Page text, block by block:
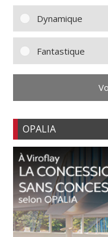
Dynamique
Fantastique
OPALIA